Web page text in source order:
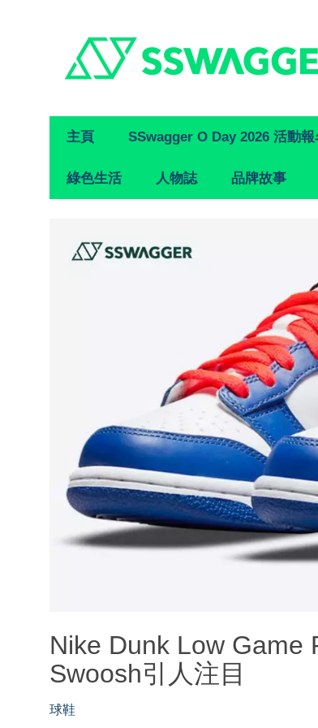
Primary
Navigation
主頁 SSwagger O Day 2026 活動報
綠色生活 人物誌 品牌故事
Nike Dunk Low Game
Swoosh引人注目
球鞋